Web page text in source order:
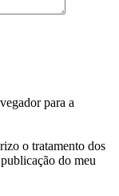
para a
o tratamento dos
do meu